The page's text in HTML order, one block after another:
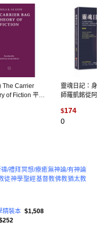
The Carrier
of Fiction 平裝
靈魂日記：身
師羅凱銘從阿
列，尋找源頭之
岸的旅程, 平裝
$174
0
/禮拜冥想/療癒無神論/有神論
徒神學聖經基督教佛教猶太教
精裝本 $1,508